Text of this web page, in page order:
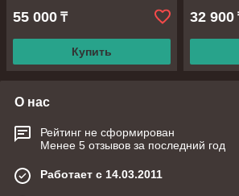
55 000 ₸
Купить
32 900
О нас
Рейтинг не сформирован
Менее 5 отзывов за последний год
Работает с 14.03.2011